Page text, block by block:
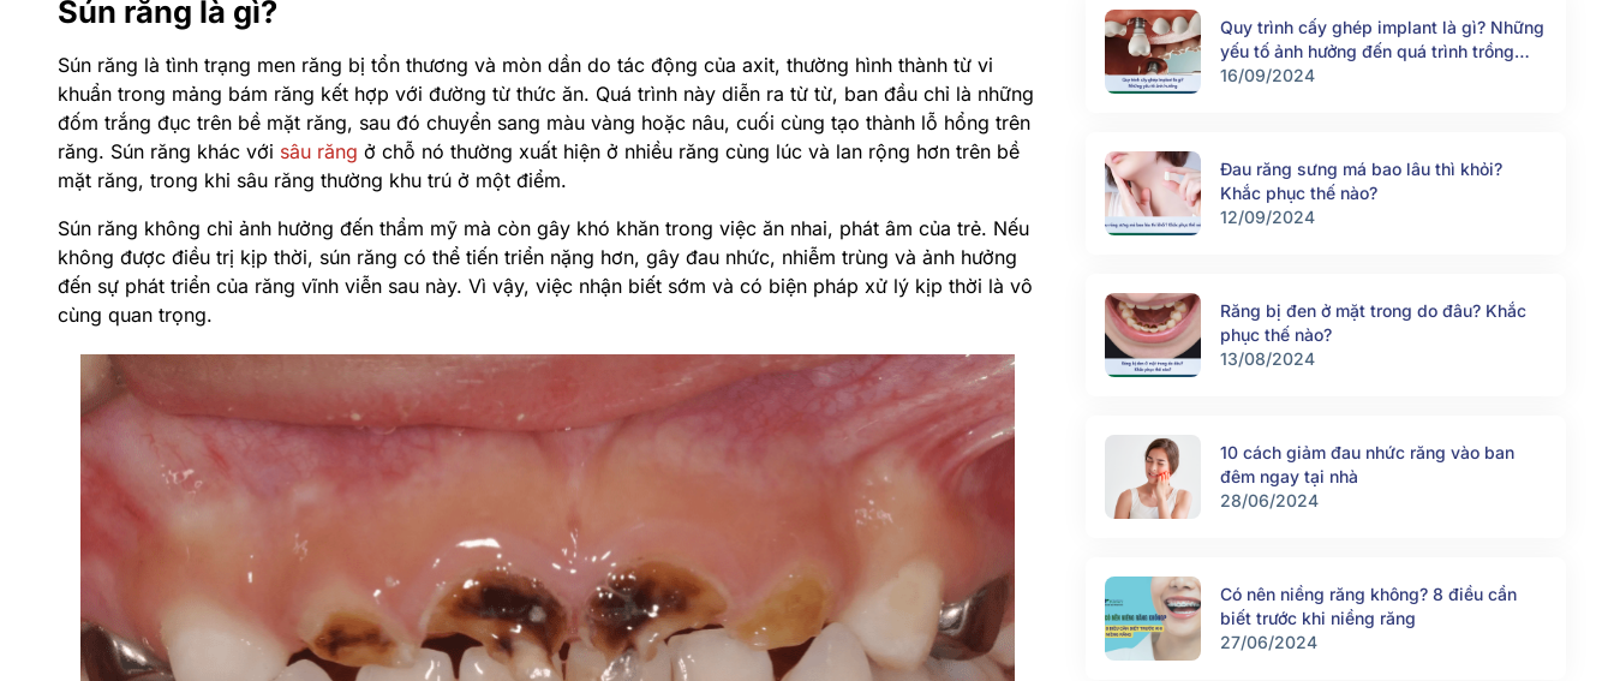
Sún răng là gì?
Sún răng là tình trạng men răng bị tổn thương và mòn dần do tác động của axit, thường hình thành từ vi
khuẩn trong mảng bám răng kết hợp với đường từ thức ăn. Quá trình này diễn ra từ từ, ban đầu chỉ là những
đốm trắng đục trên bề mặt răng, sau đó chuyển sang màu vàng hoặc nâu, cuối cùng tạo thành lỗ hổng trên
răng. Sún răng khác với sâu răng ở chỗ nó thường xuất hiện ở nhiều răng cùng lúc và lan rộng hơn trên bề
mặt răng, trong khi sâu răng thường khu trú ở một điểm.
Sún răng không chỉ ảnh hưởng đến thẩm mỹ mà còn gây khó khăn trong việc ăn nhai, phát âm của trẻ. Nếu
không được điều trị kịp thời, sún răng có thể tiến triển nặng hơn, gây đau nhức, nhiễm trùng và ảnh hưởng
đến sự phát triển của răng vĩnh viễn sau này. Vì vậy, việc nhận biết sớm và có biện pháp xử lý kịp thời là vô
cùng quan trọng.
Quy trình cấy ghép implant là gì? Những
yếu tố ảnh hưởng đến quá trình trồng
răng implant
16/09/2024
Đau răng sưng má bao lâu thì khỏi?
Khắc phục thế nào?
12/09/2024
Răng bị đen ở mặt trong do đâu? Khắc
phục thế nào?
13/08/2024
10 cách giảm đau nhức răng vào ban
đêm ngay tại nhà
28/06/2024
Có nên niềng răng không? 8 điều cần
biết trước khi niềng răng
27/06/2024